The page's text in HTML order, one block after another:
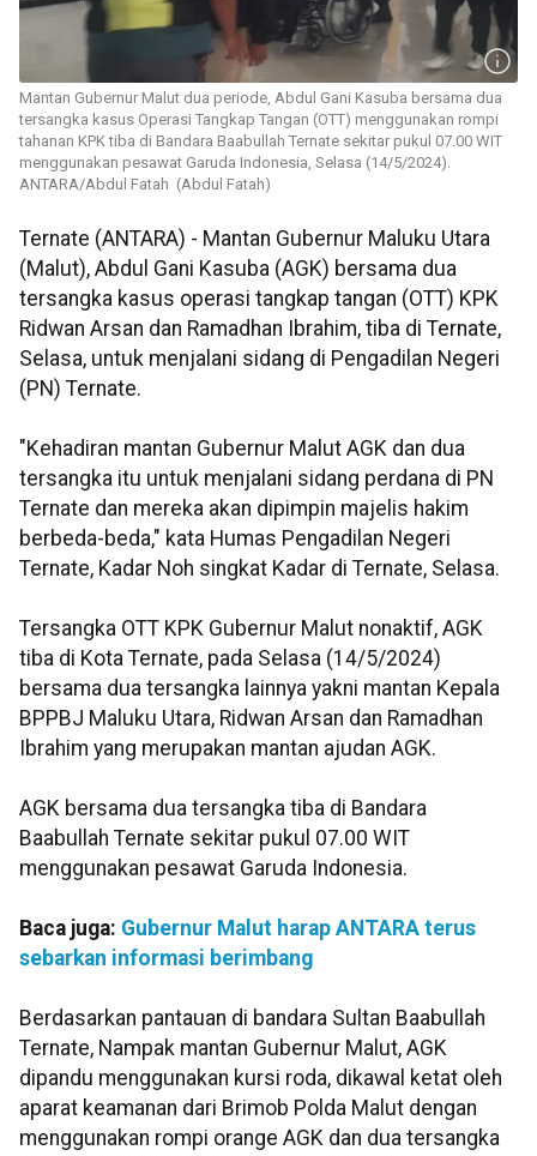
Mantan Gubernur Malut dua periode, Abdul Gani Kasuba bersama dua
tersangka kasus Operasi Tangkap Tangan (OTT) menggunakan rompi
tahanan KPK tiba di Bandara Baabullah Ternate sekitar pukul 07.00 WIT
menggunakan pesawat Garuda Indonesia, Selasa (14/5/2024).
ANTARA/Abdul Fatah (Abdul Fatah)
Ternate (ANTARA) - Mantan Gubernur Maluku Utara
(Malut), Abdul Gani Kasuba (AGK) bersama dua
tersangka kasus operasi tangkap tangan (OTT) KPK
Ridwan Arsan dan Ramadhan Ibrahim, tiba di Ternate,
Selasa, untuk menjalani sidang di Pengadilan Negeri
(PN) Ternate.
"Kehadiran mantan Gubernur Malut AGK dan dua
tersangka itu untuk menjalani sidang perdana di PN
Ternate dan mereka akan dipimpin majelis hakim
berbeda-beda," kata Humas Pengadilan Negeri
Ternate, Kadar Noh singkat Kadar di Ternate, Selasa.
Tersangka OTT KPK Gubernur Malut nonaktif, AGK
tiba di Kota Ternate, pada Selasa (14/5/2024)
bersama dua tersangka lainnya yakni mantan Kepala
BPPBJ Maluku Utara, Ridwan Arsan dan Ramadhan
Ibrahim yang merupakan mantan ajudan AGK.
AGK bersama dua tersangka tiba di Bandara
Baabullah Ternate sekitar pukul 07.00 WIT
menggunakan pesawat Garuda Indonesia.
Baca juga: Gubernur Malut harap ANTARA terus
sebarkan informasi berimbang
Berdasarkan pantauan di bandara Sultan Baabullah
Ternate, Nampak mantan Gubernur Malut, AGK
dipandu menggunakan kursi roda, dikawal ketat oleh
aparat keamanan dari Brimob Polda Malut dengan
menggunakan rompi orange AGK dan dua tersangka